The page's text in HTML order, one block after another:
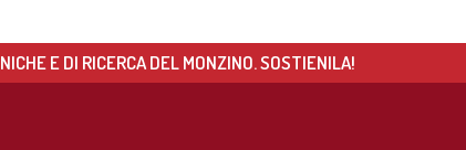
E DI RICERCA DEL MONZINO. SOSTIENILA!